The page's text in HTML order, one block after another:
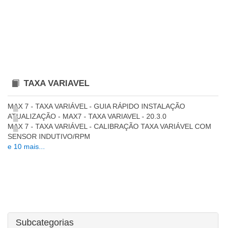
TAXA VARIAVEL
MAX 7 - TAXA VARIÁVEL - GUIA RÁPIDO INSTALAÇÃO
ATUALIZAÇÃO - MAX7 - TAXA VARIAVEL - 20.3.0
MAX 7 - TAXA VARIÁVEL - CALIBRAÇÃO TAXA VARIÁVEL COM
SENSOR INDUTIVO/RPM
e 10 mais...
Subcategorias